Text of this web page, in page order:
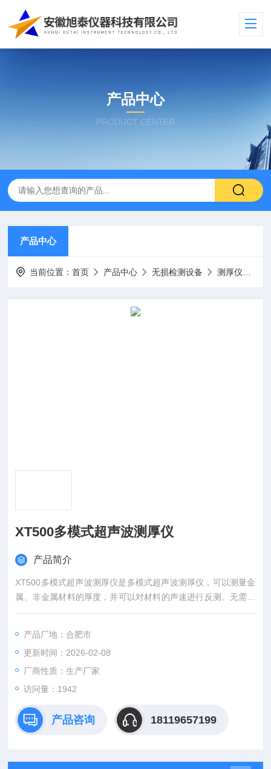
产品中心
PRODUCT CENTER
产品中心
当前位置：首页 产品中心 无损检测设备 测厚仪
XT500多模式超声波测厚仪
产品简介
XT500多模式超声波测厚仪是多模式超声波测厚仪，可以测量金
属、非金属材料的厚度，并可以对材料的声速进行反测。无需去
除被测工件表面的油漆涂覆层即可精确测量工件厚度。本仪器可
产品厂地：合肥市
更新时间：2026-02-08
厂商性质：生产厂家
访问量：1942
产品咨询 18119657199